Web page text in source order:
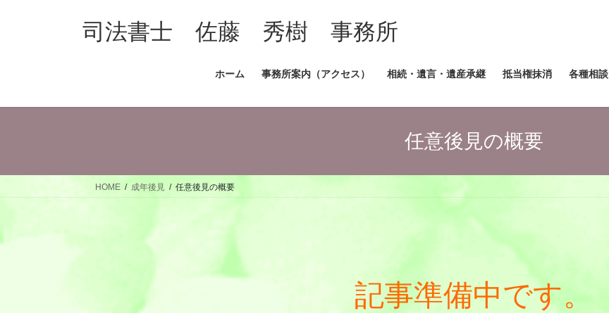
ス
ン
司法書士 佐藤 秀樹 事務所
ホーム 事務所案内（アクセス） 相続・遺言・遺産承継 抵当権抹消 各種相談
任意後見の概要
HOME 成年後見 任意後見の概要
記事準備中です。